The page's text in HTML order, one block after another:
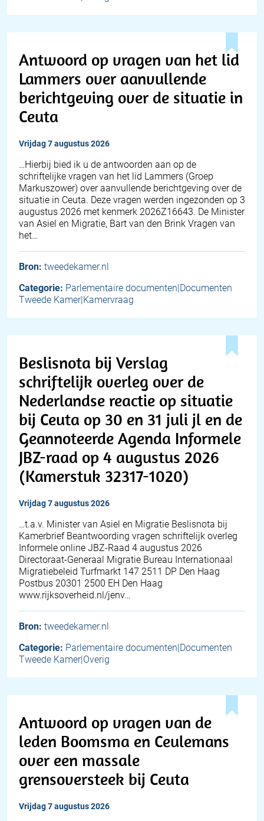
Antwoord op vragen van het lid
Lammers over aanvullende
berichtgeving over de situatie in
Ceuta
vrijdag 7 augustus 2026
… Hierbij bied ik u de antwoorden aan op de
schriftelijke vragen van het lid Lammers (Groep
Markuszower) over aanvullende berichtgeving over de
situatie in Ceuta. Deze vragen werden ingezonden op 3
augustus 2026 met kenmerk 2026Z16643. De Minister
van Asiel en Migratie, Bart van den Brink Vragen van
het…
Bron: tweedekamer.nl
Categorie: Parlementaire documenten|Documenten
Tweede Kamer|Kamervraag
Beslisnota bij Verslag
schriftelijk overleg over de
Nederlandse reactie op situatie
bij Ceuta op 30 en 31 juli jl en de
Geannoteerde Agenda Informele
JBZ-raad op 4 augustus 2026
(Kamerstuk 32317-1020)
vrijdag 7 augustus 2026
…t.a.v. Minister van Asiel en Migratie Beslisnota bij
Kamerbrief Beantwoording vragen schriftelijk overleg
Informele online JBZ-Raad 4 augustus 2026
Directoraat-Generaal Migratie Bureau Internationaal
Migratiebeleid Turfmarkt 147 2511 DP Den Haag
Postbus 20301 2500 EH Den Haag
www.rijksoverheid.nl/jenv…
Bron: tweedekamer.nl
Categorie: Parlementaire documenten|Documenten
Tweede Kamer|Overig
Antwoord op vragen van de
leden Boomsma en Ceulemans
over een massale
grensoversteek bij Ceuta
vrijdag 7 augustus 2026